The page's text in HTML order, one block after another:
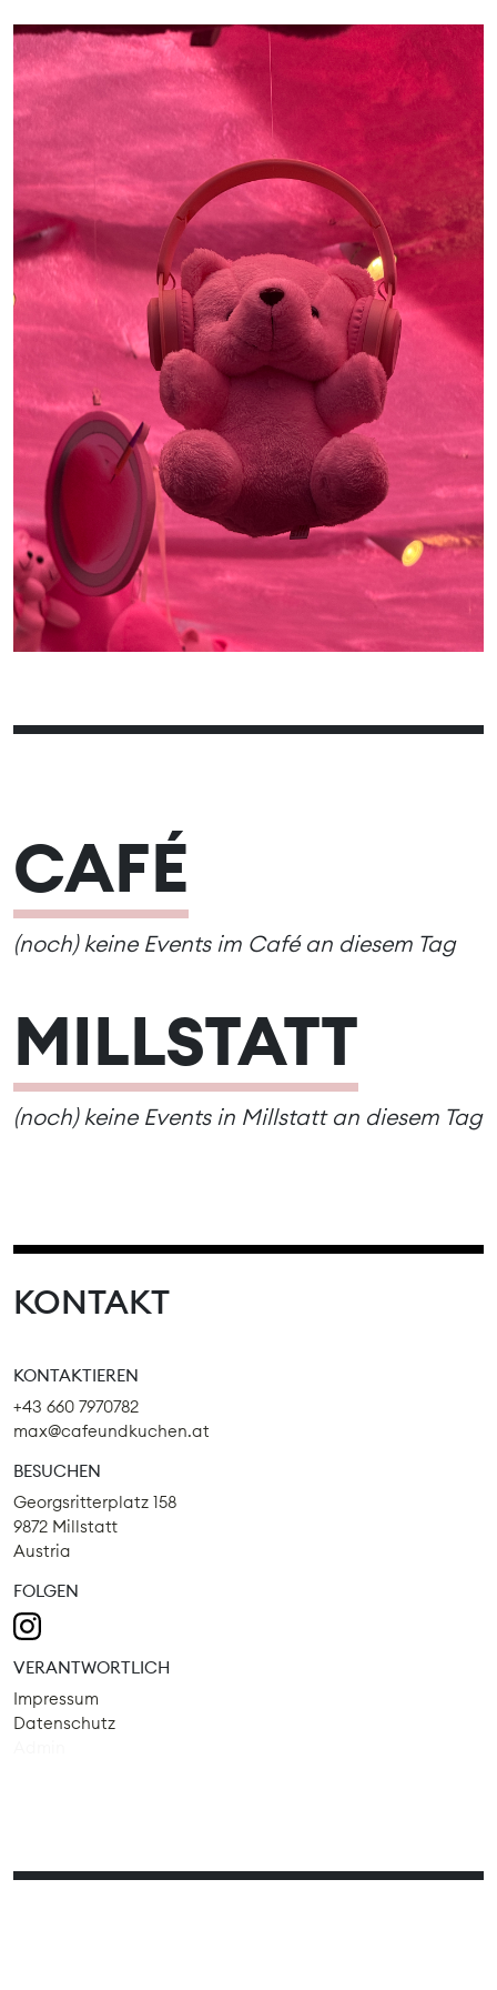
01
02
03
04 05 06 07 08
09
10
11 12 13
16
17
18 19 20 21 22
23
24
25 26 27 28
CAFÉ
(noch) keine Events im Café an diesem Tag
MILLSTATT
(noch) keine Events in Millstatt an diesem Tag
KONTAKT
KONTAKTIEREN
+43 660 7970782
max@cafeundkuchen.at
BESUCHEN
Georgsritterplatz 158
9872 Millstatt
Austria
FOLGEN
VERANTWORTLICH
Impressum
Datenschutz